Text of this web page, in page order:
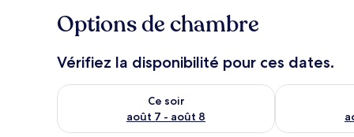
Options de chambre
Vérifiez la disponibilité pour ces dates.
Ce soir
août 7 - août 8
Vérifier la disponibilité pour ce soir août 7 - août 8
Vérifier la